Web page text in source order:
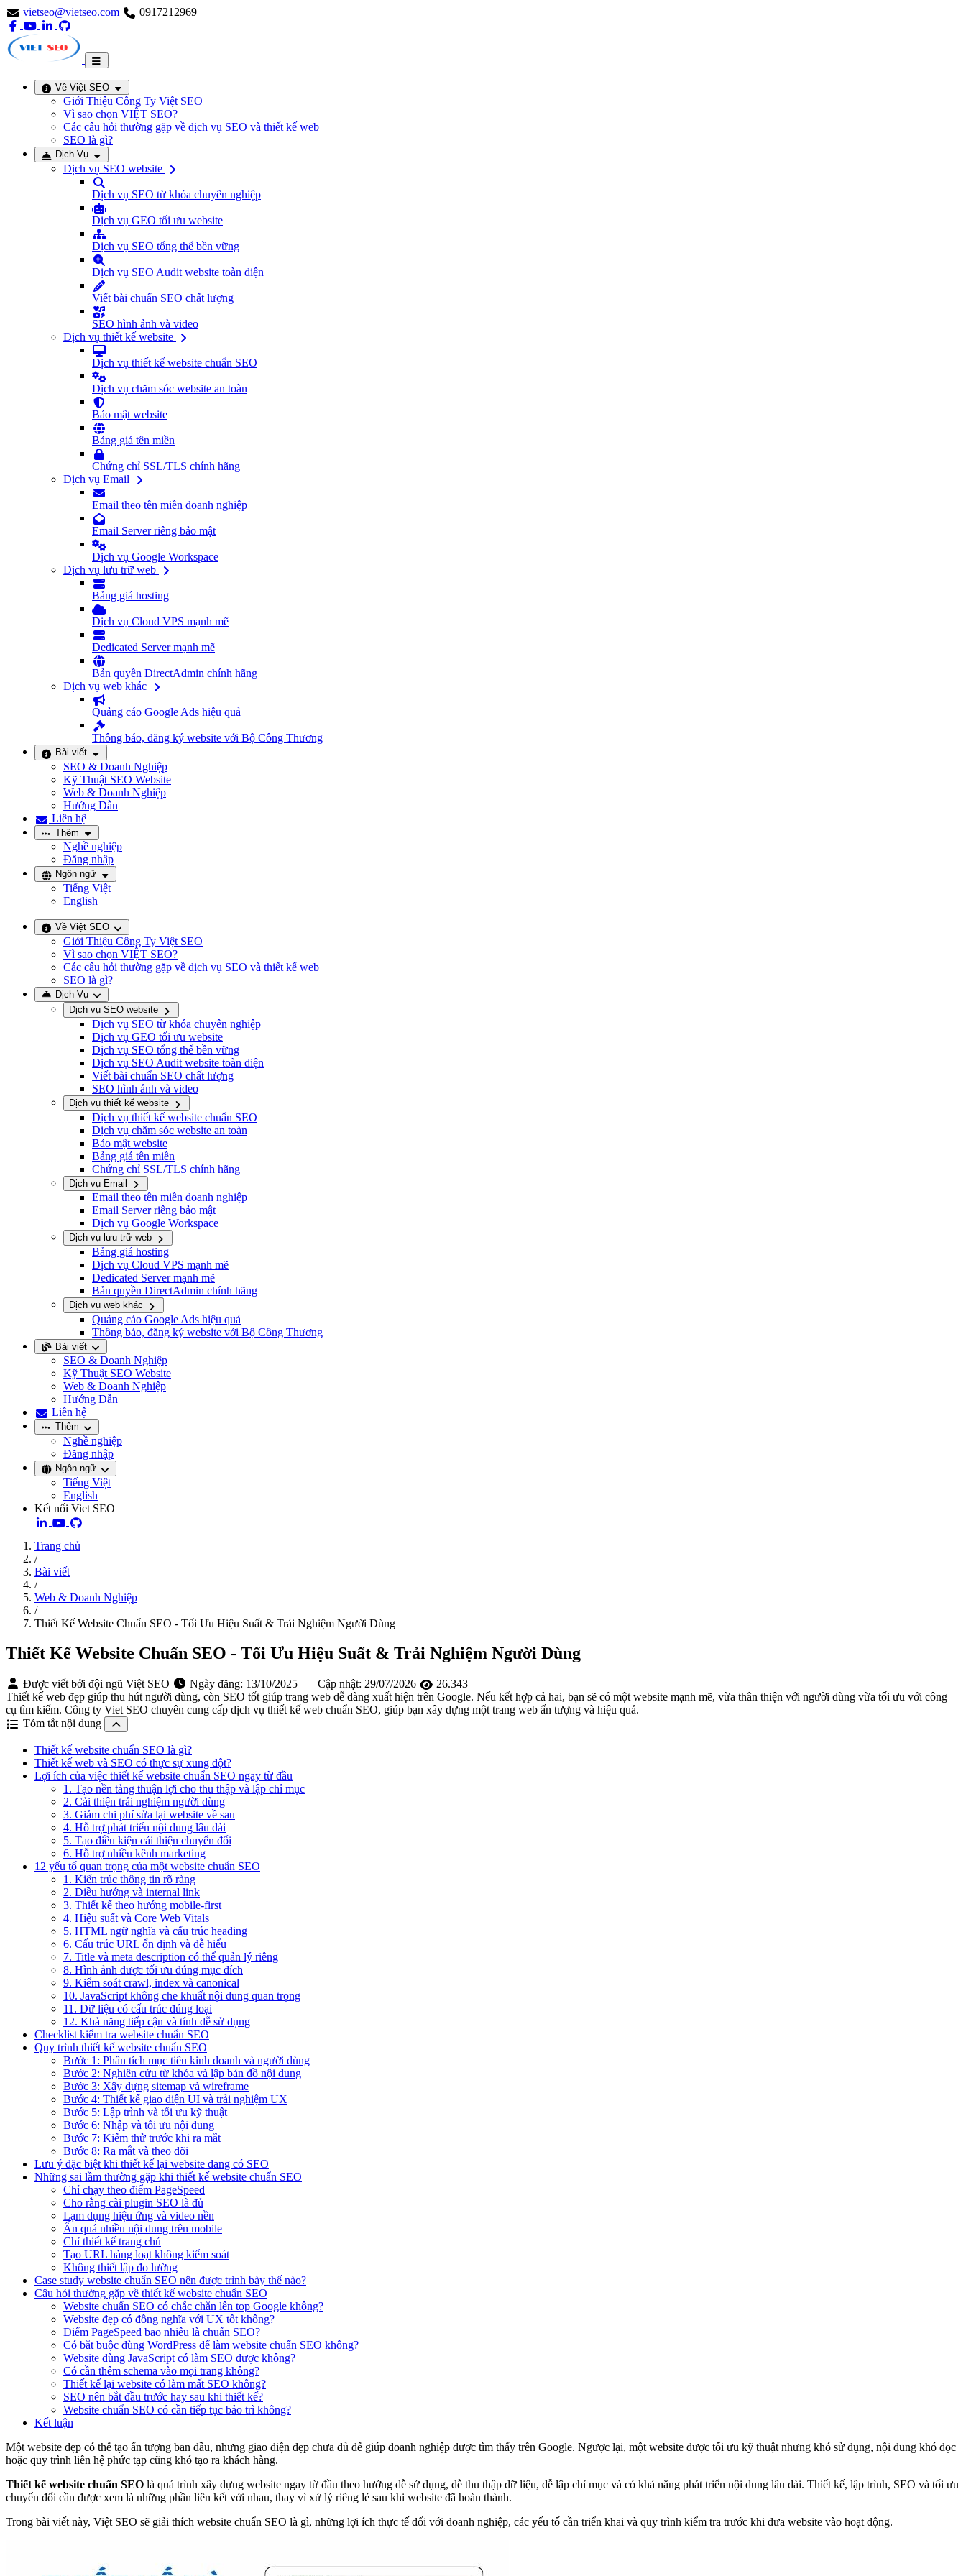
vietseo@vietseo.com 0917212969
Về Việt SEO
Giới Thiệu Công Ty Việt SEO
Vì sao chọn VIỆT SEO?
Các câu hỏi thường gặp về dịch vụ SEO và thiết kế web
SEO là gì?
Dịch Vụ
Dịch vụ SEO website
Dịch vụ SEO từ khóa chuyên nghiệp
Dịch vụ GEO tối ưu website
Dịch vụ SEO tổng thể bền vững
Dịch vụ SEO Audit website toàn diện
Viết bài chuẩn SEO chất lượng
SEO hình ảnh và video
Dịch vụ thiết kế website
Dịch vụ thiết kế website chuẩn SEO
Dịch vụ chăm sóc website an toàn
Bảo mật website
Bảng giá tên miền
Chứng chỉ SSL/TLS chính hãng
Dịch vụ Email
Email theo tên miền doanh nghiệp
Email Server riêng bảo mật
Dịch vụ Google Workspace
Dịch vụ lưu trữ web
Bảng giá hosting
Dịch vụ Cloud VPS mạnh mẽ
Dedicated Server mạnh mẽ
Bản quyền DirectAdmin chính hãng
Dịch vụ web khác
Quảng cáo Google Ads hiệu quả
Thông báo, đăng ký website với Bộ Công Thương
Bài viết
SEO & Doanh Nghiệp
Kỹ Thuật SEO Website
Web & Doanh Nghiệp
Hướng Dẫn
Liên hệ
Thêm
Nghề nghiệp
Đăng nhập
Ngôn ngữ
Tiếng Việt
English
Về Việt SEO
Giới Thiệu Công Ty Việt SEO
Vì sao chọn VIỆT SEO?
Các câu hỏi thường gặp về dịch vụ SEO và thiết kế web
SEO là gì?
Dịch Vụ
Dịch vụ SEO website
Dịch vụ SEO từ khóa chuyên nghiệp
Dịch vụ GEO tối ưu website
Dịch vụ SEO tổng thể bền vững
Dịch vụ SEO Audit website toàn diện
Viết bài chuẩn SEO chất lượng
SEO hình ảnh và video
Dịch vụ thiết kế website
Dịch vụ thiết kế website chuẩn SEO
Dịch vụ chăm sóc website an toàn
Bảo mật website
Bảng giá tên miền
Chứng chỉ SSL/TLS chính hãng
Dịch vụ Email
Email theo tên miền doanh nghiệp
Email Server riêng bảo mật
Dịch vụ Google Workspace
Dịch vụ lưu trữ web
Bảng giá hosting
Dịch vụ Cloud VPS mạnh mẽ
Dedicated Server mạnh mẽ
Bản quyền DirectAdmin chính hãng
Dịch vụ web khác
Quảng cáo Google Ads hiệu quả
Thông báo, đăng ký website với Bộ Công Thương
Bài viết
SEO & Doanh Nghiệp
Kỹ Thuật SEO Website
Web & Doanh Nghiệp
Hướng Dẫn
Liên hệ
Thêm
Nghề nghiệp
Đăng nhập
Ngôn ngữ
Tiếng Việt
English
Kết nối Viet SEO
Trang chủ
/
Bài viết
/
Web & Doanh Nghiệp
/
Thiết Kế Website Chuẩn SEO - Tối Ưu Hiệu Suất & Trải Nghiệm Người Dùng
Thiết Kế Website Chuẩn SEO - Tối Ưu Hiệu Suất & Trải Nghiệm Người Dùng
Được viết bởi đội ngũ Việt SEO Ngày đăng: 13/10/2025 Cập nhật: 29/07/2026
26.343
Thiết kế web đẹp giúp thu hút người dùng, còn SEO tốt giúp trang web dễ dàng xuất hiện trên Google. Nếu kết hợp cả hai, bạn sẽ có một website mạnh mẽ, vừa thân thiện với người dùng vừa tối ưu với công
cụ tìm kiếm. Công ty Viet SEO chuyên cung cấp dịch vụ thiết kế web chuẩn SEO, giúp bạn xây dựng một trang web ấn tượng và hiệu quả.
Tóm tắt nội dung
Thiết kế website chuẩn SEO là gì?
Thiết kế web và SEO có thực sự xung đột?
Lợi ích của việc thiết kế website chuẩn SEO ngay từ đầu
1. Tạo nền tảng thuận lợi cho thu thập và lập chỉ mục
2. Cải thiện trải nghiệm người dùng
3. Giảm chi phí sửa lại website về sau
4. Hỗ trợ phát triển nội dung lâu dài
5. Tạo điều kiện cải thiện chuyển đổi
6. Hỗ trợ nhiều kênh marketing
12 yếu tố quan trọng của một website chuẩn SEO
1. Kiến trúc thông tin rõ ràng
2. Điều hướng và internal link
3. Thiết kế theo hướng mobile-first
4. Hiệu suất và Core Web Vitals
5. HTML ngữ nghĩa và cấu trúc heading
6. Cấu trúc URL ổn định và dễ hiểu
7. Title và meta description có thể quản lý riêng
8. Hình ảnh được tối ưu đúng mục đích
9. Kiểm soát crawl, index và canonical
10. JavaScript không che khuất nội dung quan trọng
11. Dữ liệu có cấu trúc đúng loại
12. Khả năng tiếp cận và tính dễ sử dụng
Checklist kiểm tra website chuẩn SEO
Quy trình thiết kế website chuẩn SEO
Bước 1: Phân tích mục tiêu kinh doanh và người dùng
Bước 2: Nghiên cứu từ khóa và lập bản đồ nội dung
Bước 3: Xây dựng sitemap và wireframe
Bước 4: Thiết kế giao diện UI và trải nghiệm UX
Bước 5: Lập trình và tối ưu kỹ thuật
Bước 6: Nhập và tối ưu nội dung
Bước 7: Kiểm thử trước khi ra mắt
Bước 8: Ra mắt và theo dõi
Lưu ý đặc biệt khi thiết kế lại website đang có SEO
Những sai lầm thường gặp khi thiết kế website chuẩn SEO
Chỉ chạy theo điểm PageSpeed
Cho rằng cài plugin SEO là đủ
Lạm dụng hiệu ứng và video nền
Ẩn quá nhiều nội dung trên mobile
Chỉ thiết kế trang chủ
Tạo URL hàng loạt không kiểm soát
Không thiết lập đo lường
Case study website chuẩn SEO nên được trình bày thế nào?
Câu hỏi thường gặp về thiết kế website chuẩn SEO
Website chuẩn SEO có chắc chắn lên top Google không?
Website đẹp có đồng nghĩa với UX tốt không?
Điểm PageSpeed bao nhiêu là chuẩn SEO?
Có bắt buộc dùng WordPress để làm website chuẩn SEO không?
Website dùng JavaScript có làm SEO được không?
Có cần thêm schema vào mọi trang không?
Thiết kế lại website có làm mất SEO không?
SEO nên bắt đầu trước hay sau khi thiết kế?
Website chuẩn SEO có cần tiếp tục bảo trì không?
Kết luận
Một website đẹp có thể tạo ấn tượng ban đầu, nhưng giao diện đẹp chưa đủ để giúp doanh nghiệp được tìm thấy trên Google. Ngược lại, một website được tối ưu kỹ thuật nhưng khó sử dụng, nội dung khó đọc
hoặc quy trình liên hệ phức tạp cũng khó tạo ra khách hàng.
Thiết kế website chuẩn SEO là quá trình xây dựng website ngay từ đầu theo hướng dễ sử dụng, dễ thu thập dữ liệu, dễ lập chỉ mục và có khả năng phát triển nội dung lâu dài. Thiết kế, lập trình, SEO và tối ưu
chuyển đổi cần được xem là những phần liên kết với nhau, thay vì xử lý riêng lẻ sau khi website đã hoàn thành.
Trong bài viết này, Việt SEO sẽ giải thích website chuẩn SEO là gì, những lợi ích thực tế đối với doanh nghiệp, các yếu tố cần triển khai và quy trình kiểm tra trước khi đưa website vào hoạt động.